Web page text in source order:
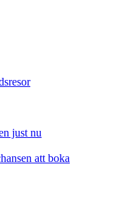
just nu
att boka